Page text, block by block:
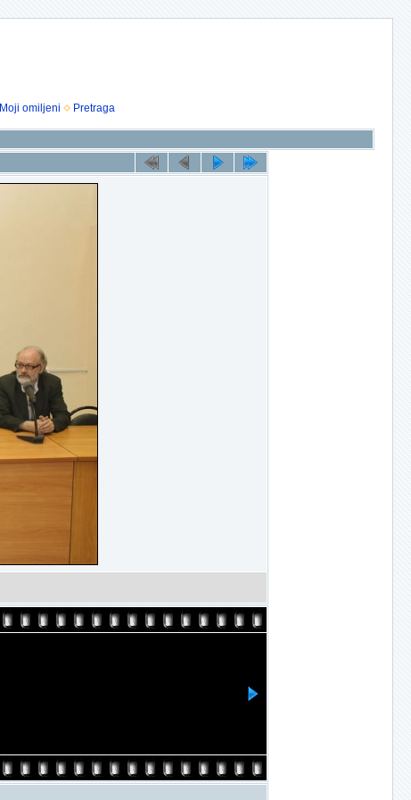
Moji omiljeni Pretraga